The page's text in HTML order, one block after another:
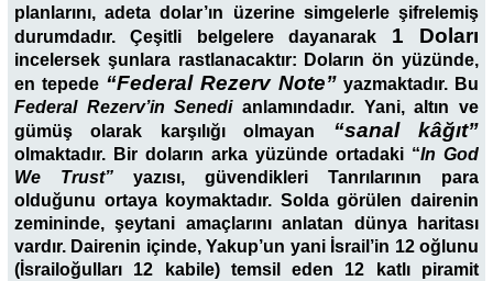
planlarını, adeta dolar’ın üzerine simgelerle şifrelemiş
durumdadır. Çeşitli belgelere dayanarak
1 Doları
incelersek şunlara rastlanacaktır: Doların ön yüzünde,
en tepede “Federal Rezerv Note’’ yazmaktadır. Bu
Federal Rezerv’in Senedianlamındadır. Yani, altın ve
gümüş olarak karşılığı olmayan
“sanal kâğıt”
olmaktadır. Bir doların arka yüzünde ortadaki “In God
We Trust” yazısı, güvendikleri Tanrılarının para
olduğunu ortaya koymaktadır. Solda görülen dairenin
zemininde, şeytani amaçlarını anlatan dünya haritası
vardır. Dairenin içinde, Yakup’un yani İsrail’in 12 oğlunu
(İsrailoğulları 12 kabile) temsil eden 12 katlı piramit